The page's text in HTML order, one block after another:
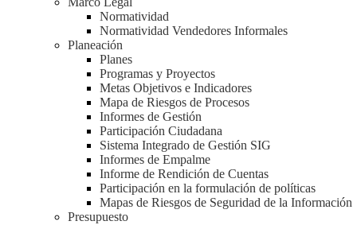
Normatividad
Normatividad Vendedores Informales
Planeación
Planes
Programas y Proyectos
Metas Objetivos e Indicadores
Mapa de Riesgos de Procesos
Informes de Gestión
Participación Ciudadana
Sistema Integrado de Gestión SIG
Informes de Empalme
Informe de Rendición de Cuentas
Participación en la formulación de políticas
Mapas de Riesgos de Seguridad de la Información
Presupuesto